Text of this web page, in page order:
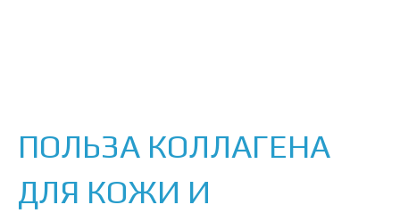
ПОЛЬЗА КОЛЛАГЕНА
ДЛЯ КОЖИ И